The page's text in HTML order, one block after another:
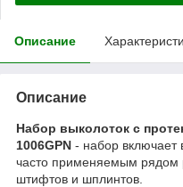
Описание
Описание
Набор выколоток с
1006GPN - набор включает
часто применяемым рядом
штифтов и шплинтов.